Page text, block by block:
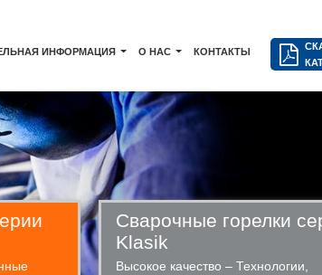
ИНФОРМАЦИЯ О НАС КОНТАКТЫ
Сварочные горелки
Klasik
Высокое качество – Технологии,